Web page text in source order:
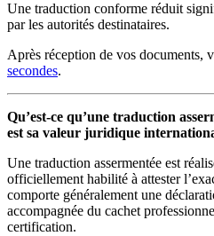
Une traduction conforme réduit
par les autorités destinataires.
Après réception de vos documents,
secondes.
Qu’est-ce qu’une traduction
est sa valeur juridique
Une traduction assermentée est
officiellement habilité à attester
comporte généralement une
accompagnée du cachet
certification.